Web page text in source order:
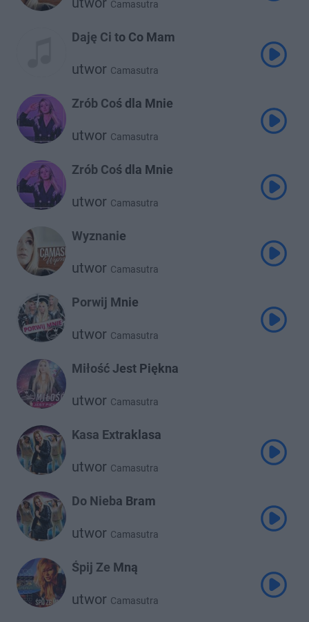
Camasutra
Daję Ci to Co Mam
utwor Camasutra
Zrób Coś dla Mnie
utwor Camasutra
Zrób Coś dla Mnie
utwor Camasutra
Wyznanie
utwor Camasutra
Porwij Mnie
utwor Camasutra
Miłość Jest Piękna
utwor Camasutra
Kasa Extraklasa
utwor Camasutra
Do Nieba Bram
utwor Camasutra
Śpij Ze Mną
utwor Camasutra